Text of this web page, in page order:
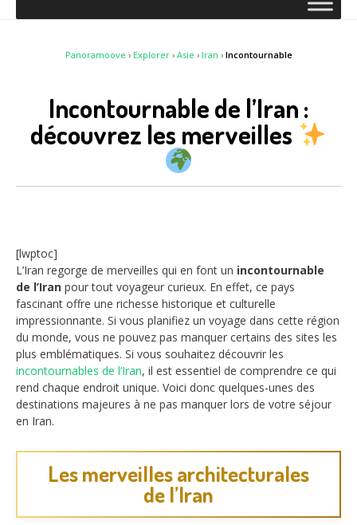
Panoramoove › Explorer› Asie › Iran › Incontournable
Incontournable de l’Iran :
découvrez les merveilles
[lwptoc]
L’Iran regorge de merveilles qui en font un incontournable
de l’Iran pour tout voyageur curieux. En effet, ce pays
fascinant offre une richesse historique et culturelle
impressionnante. Si vous planifiez un voyage dans cette région
du monde, vous ne pouvez pas manquer certains des sites les
plus emblématiques. Si vous souhaitez découvrir les
incontournables de l’Iran, il est essentiel de comprendre ce qui
rend chaque endroit unique. Voici donc quelques-unes des
destinations majeures à ne pas manquer lors de votre séjour
en Iran.
Les merveilles architecturales
de l’Iran